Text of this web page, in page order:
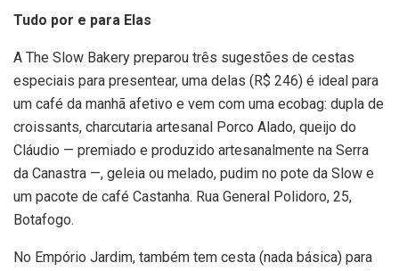
Tudo por e para Elas
A The Slow Bakery preparou três sugestões de cestas
especiais para presentear, uma delas (R$ 246) é ideal para
um café da manhã afetivo e vem com uma ecobag: dupla de
croissants, charcutaria artesanal Porco Alado, queijo do
Cláudio — premiado e produzido artesanalmente na Serra
da Canastra —, geleia ou melado, pudim no pote da Slow e
um pacote de café Castanha. Rua General Polidoro, 25,
Botafogo.
No Empório Jardim, também tem cesta (nada básica) para